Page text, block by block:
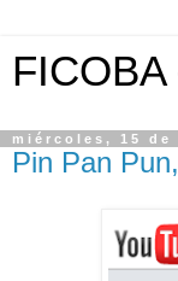
FICOBA
miércoles, 15 de
Pin Pan